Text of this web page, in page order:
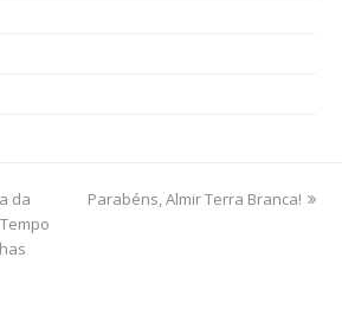
da
next
Parabéns, Almir Terra Branca!